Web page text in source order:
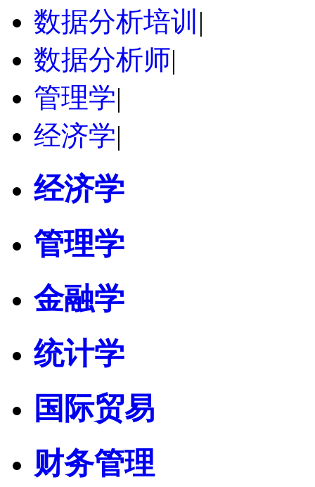
数据分析培训 |
数据分析师|
管理学|
经济学|
经济学
管理学
金融学
统计学
国际贸易
财务管理